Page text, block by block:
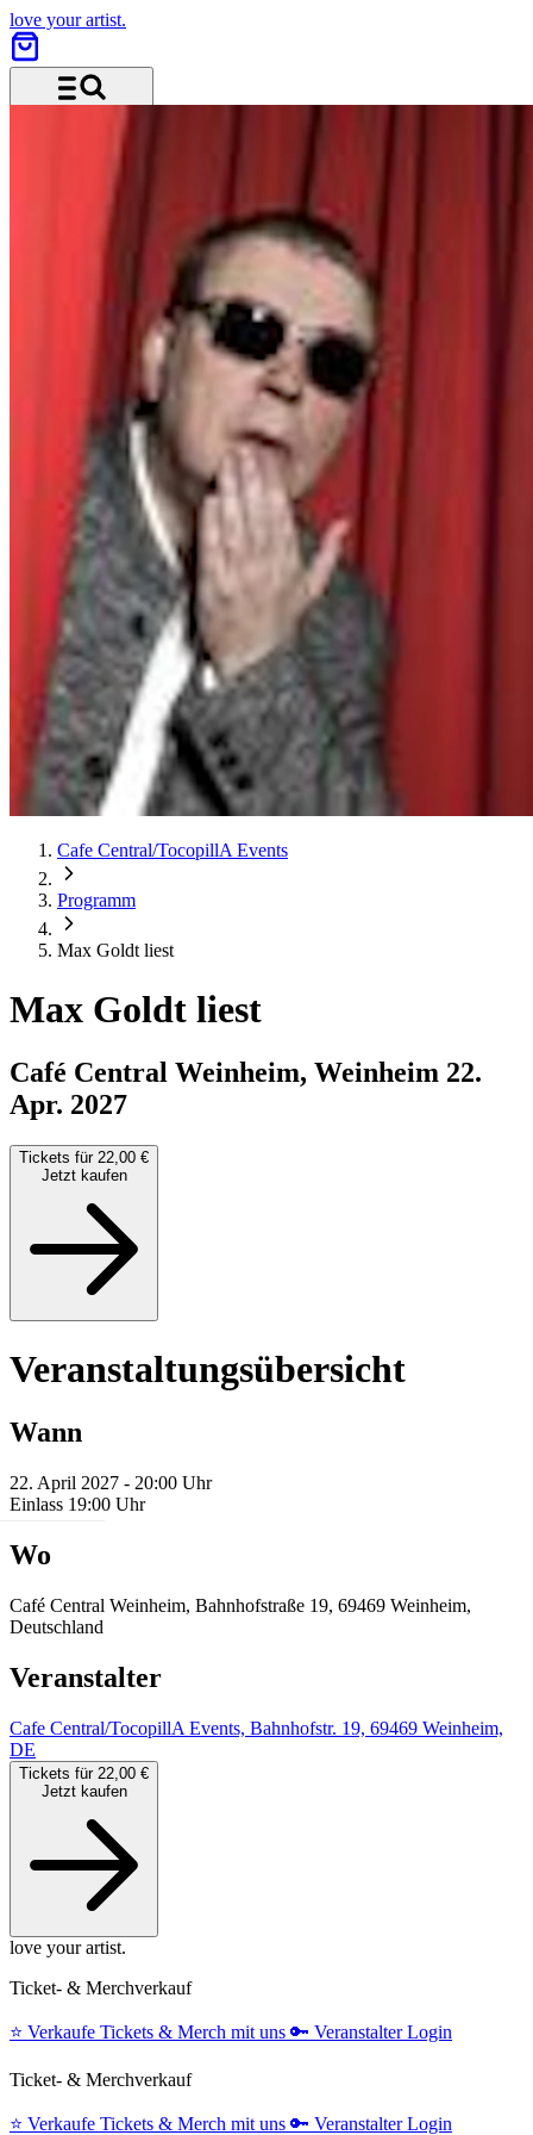
love your artist.
Cafe Central/TocopillA Events
Programm
Max Goldt liest
Max Goldt liest
Café Central Weinheim, Weinheim 22.
Apr. 2027
Tickets für 22,00 €
Jetzt kaufen
Veranstaltungsübersicht
Wann
22. April 2027 - 20:00 Uhr
Einlass 19:00 Uhr
Wo
Café Central Weinheim, Bahnhofstraße 19, 69469 Weinheim,
Deutschland
Veranstalter
Cafe Central/TocopillA Events, Bahnhofstr. 19, 69469 Weinheim,
DE
Tickets für 22,00 €
Jetzt kaufen
love your artist.
Ticket- & Merchverkauf
⭐️ Verkaufe Tickets & Merch mit uns 🔑 Veranstalter Login
Ticket- & Merchverkauf
⭐️ Verkaufe Tickets & Merch mit uns 🔑 Veranstalter Login